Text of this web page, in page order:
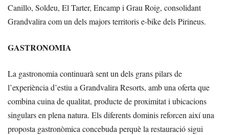
Canillo, Soldeu, El Tarter, Encamp i Grau Roig, consolidant
Grandvalira com un dels majors territoris e-bike dels Pirineus.
GASTRONOMIA
La gastronomia continuarà sent un dels grans pilars de
l’experiència d’estiu a Grandvalira Resorts, amb una oferta que
combina cuina de qualitat, producte de proximitat i ubicacions
singulars en plena natura. Els diferents dominis reforcen així una
proposta gastronòmica concebuda perquè la restauració sigui